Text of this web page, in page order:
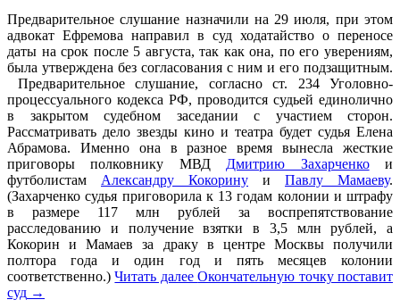
Предварительное слушание назначили на 29 июля, при этом
адвокат Ефремова направил в суд ходатайство о переносе
даты на срок после 5 августа, так как она, по его уверениям,
была утверждена без согласования с ним и его подзащитным.
Предварительное слушание, согласно ст. 234 Уголовно-
процессуального кодекса РФ, проводится судьей единолично
в закрытом судебном заседании с участием сторон.
Рассматривать дело звезды кино и театра будет судья Елена
Абрамова. Именно она в разное время вынесла жесткие
приговоры полковнику МВД Дмитрию Захарченкои
футболистам Александру Кокорину и Павлу Мамаеву.
(Захарченко судья приговорила к 13 годам колонии и штрафу
в размере 117 млн рублей за воспрепятствование
расследованию и получение взятки в 3,5 млн рублей, а
Кокорин и Мамаев за драку в центре Москвы получили
полтора года и один год и пять месяцев колонии
соответственно.)Читать далееОкончательную точку поставит
суд →